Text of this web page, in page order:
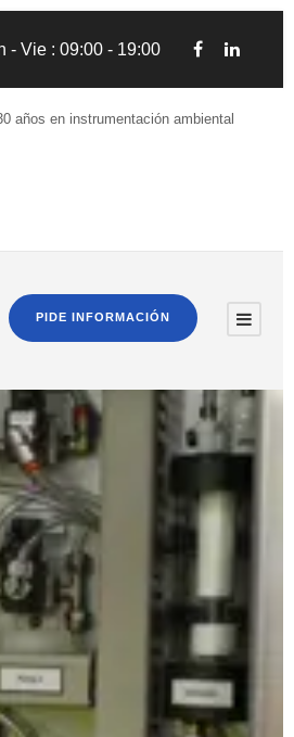
- Vie : 09:00 - 19:00
años en instrumentación ambiental
PIDE INFORMACIÓN